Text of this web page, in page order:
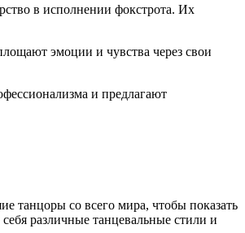
в исполнении фокстрота. Их
эмоции и чувства через свои
и предлагают
танцоры со всего мира, чтобы показать
различные танцевальные стили и